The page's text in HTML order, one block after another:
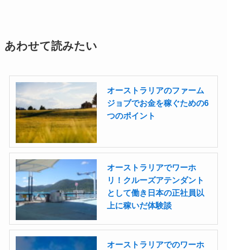
あわせて読みたい
オーストラリアのファーム
ジョブでお金を稼ぐための6
つのポイント
オーストラリアでワーホ
リ！クルーズアテンダント
として働き日本の正社員以
上に稼いだ体験談
オーストラリアでのワーホ